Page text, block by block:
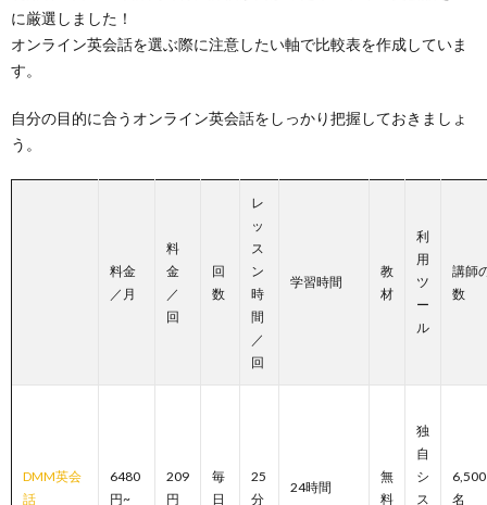
に厳選しました！
オンライン英会話を選ぶ際に注意したい軸で比較表を作成していま
す。
自分の目的に合うオンライン英会話をしっかり把握しておきましょ
う。
料金
／月
料
金
／
回
回
数
レ
ッ
ス
ン
時
間
／
回
学習時間
教
材
利
用
ツ
ー
ル
講師
数
DMM英会
話
6480
円~
209
円
毎
日
25
分
24時間
無
料
独
自
シ
ス
6,500
名